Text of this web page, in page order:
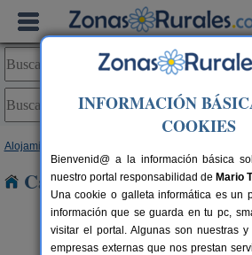
Alojamientos
Casas Rurales cerca de
INFORMACIÓN
COOKIES
Bienvenid@ a la información básica
nuestro portal responsabilidad de Mario
Una cookie o galleta informática es un
información que se guarda en tu pc,
visitar el portal. Algunas son nuestras
empresas externas que nos prestan